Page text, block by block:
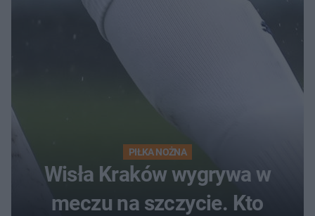
PIŁKA NOŻNA
Wisła Kraków wygrywa w
meczu na szczycie. Kto